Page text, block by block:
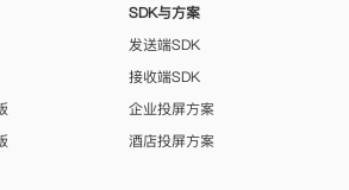
SDK与方案
发送端SDK
接收端SDK
企业投屏方案
酒店投屏方案